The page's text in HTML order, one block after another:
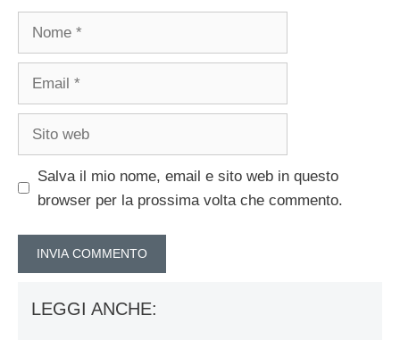
Nome
Email
Sito
Salva il mio nome, email e sito web in questo
browser per la prossima volta che commento.
LEGGI ANCHE: